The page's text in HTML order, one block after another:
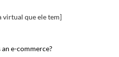
virtual que ele tem]
e-commerce?